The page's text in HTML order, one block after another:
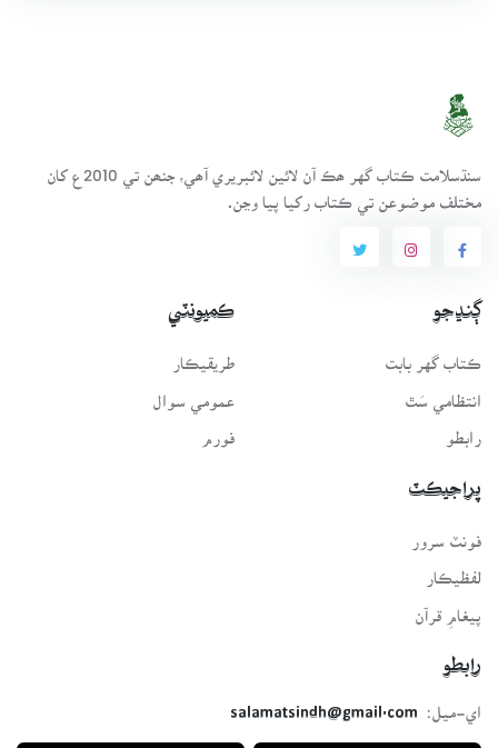
سنڌسلامت ڪتاب گهر ھڪ آن لائين لائبريري آھي، جنھن تي 2010ع کان
مختلف موضوعن تي ڪتاب رکيا پيا وڃن.
ڳنڍجو
ڪتاب گهر بابت
انتظامي سَٿ
رابطو
ڪميونٽي
طريقيڪار
عمومي سوال
فورم
پراجيڪٽ
لفظيڪار
پيغامِ قرآن
رابطو
اي-ميل:
salamatsindh@gmail.com